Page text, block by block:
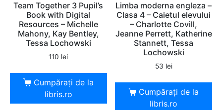
Team Together 3 Pupil’s
Book with Digital
Resources – Michelle
Mahony, Kay Bentley,
Tessa Lochowski
110 lei
Cumpărați de la
libris.ro
Limba moderna engleza –
Clasa 4 – Caietul elevului
– Charlotte Covill,
Jeanne Perrett, Katherine
Stannett, Tessa
Lochowski
53 lei
Cumpărați de la
libris.ro